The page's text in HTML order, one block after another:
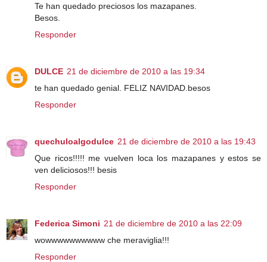
Te han quedado preciosos los mazapanes.
Besos.
Responder
DULCE 21 de diciembre de 2010 a las 19:34
te han quedado genial. FELIZ NAVIDAD.besos
Responder
quechuloalgodulce 21 de diciembre de 2010 a las 19:43
Que ricos!!!!! me vuelven loca los mazapanes y estos se
ven deliciosos!!! besis
Responder
Federica Simoni 21 de diciembre de 2010 a las 22:09
wowwwwwwwwww che meraviglia!!!
Responder